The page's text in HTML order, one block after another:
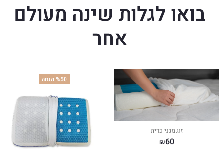
בואו לגלות שינה מעולם
אחר
זוג מגני כרית
₪60
%50 הנחה